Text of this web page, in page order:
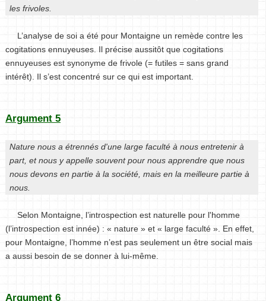
les frivoles.
L’analyse de soi a été pour Montaigne un remède contre les
cogitations ennuyeuses. Il précise aussitôt que cogitations
ennuyeuses est synonyme de frivole (= futiles = sans grand
intérêt). Il s’est concentré sur ce qui est important.
Argument 5
Nature nous a étrennés d'une large faculté à nous entretenir à
part, et nous y appelle souvent pour nous apprendre que nous
nous devons en partie à la société, mais en la meilleure partie à
nous.
Selon Montaigne, l’introspection est naturelle pour l'homme
(l’introspection est innée) : « nature » et « large faculté ». En effet,
pour Montaigne, l’homme n’est pas seulement un être social mais
a aussi besoin de se donner à lui-même.
Argument 6